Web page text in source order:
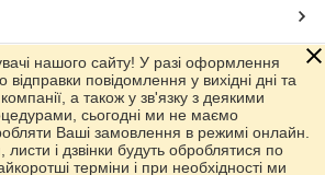
нашого сайту! У разі оформлення
повідомлення у вихідні дні та
а також у зв'язку з деякими
сьогодні ми не маємо
Ваші замовлення в режимі онлайн.
листи і дзвінки будуть оброблятися по
терміни і при необхідності ми